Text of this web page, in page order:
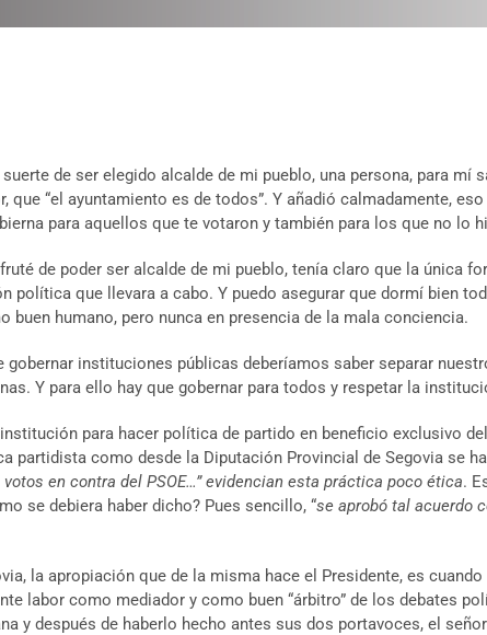
de ser elegido alcalde de mi pueblo, una persona, para mí
que “el ayuntamiento es de todos”. Y añadió calmadamente,
para aquellos que te votaron y también para los que no lo
de poder ser alcalde de mi pueblo, tenía claro que la única
política que llevara a cabo. Y puedo asegurar que dormí bien
buen humano, pero nunca en presencia de la mala conciencia.
instituciones públicas deberíamos saber separar
Y para ello hay que gobernar para todos y respetar la
para hacer política de partido en beneficio exclusivo
partidista como desde la Diputación Provincial de Segovia se
en contra del PSOE…” evidencian esta práctica poco ética.
se debiera haber dicho? Pues sencillo, “se aprobó tal acuerdo
la apropiación que de la misma hace el Presidente, es
labor como mediador y como buen “árbitro” de los debates
y después de haberlo hecho antes sus dos portavoces, el